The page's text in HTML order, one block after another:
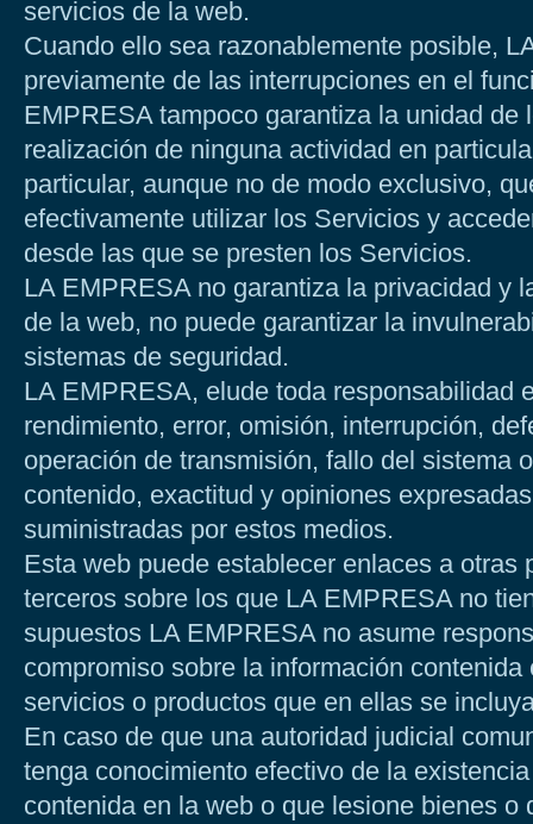
servicios de la web.
Cuando ello sea razonablemente posible,
previamente de las interrupciones en el
EMPRESA tampoco garantiza la unidad de
realización de ninguna actividad en
particular, aunque no de modo exclusivo,
efectivamente utilizar los Servicios y
desde las que se presten los Servicios.
LA EMPRESA no garantiza la privacidad y
de la web, no puede garantizar la
sistemas de seguridad.
LA EMPRESA, elude toda responsabilidad
rendimiento, error, omisión, interrupción,
operación de transmisión, fallo del sistema
contenido, exactitud y opiniones
suministradas por estos medios.
Esta web puede establecer enlaces a otras
terceros sobre los que LA EMPRESA no
supuestos LA EMPRESA no asume
compromiso sobre la información
servicios o productos que en ellas se
En caso de que una autoridad judicial
tenga conocimiento efectivo de la
contenida en la web o que lesione bienes o